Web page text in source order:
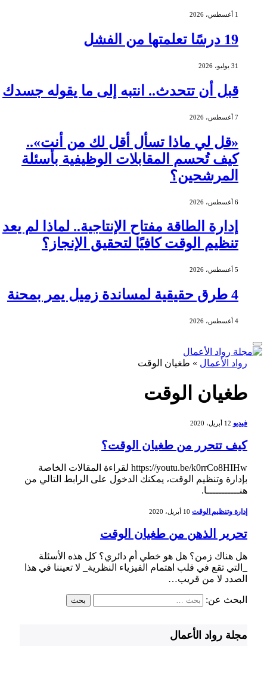
1 أغسطس، 2026
19 درسًا تعلمتها من الفشل
31 يوليو، 2026
قبل أن تتحدث.. انتبه إلى ما يقوله جسدك
7 أغسطس، 2026
«قل لي ماذا تسأل أقل لك من أنت»..
كيف تُحسم المقابلات الوظيفية بأسئلة
المرشحين؟
6 أغسطس، 2026
إدارة الطاقة مفتاح الإنتاجية.. لماذا لم يعد
تنظيم الوقت كافيًا لتحقيق الإنجاز؟
5 أغسطس، 2026
4 طرق حقيقية لمساندة زميل يمر بمحنة
4 أغسطس، 2026
رواد الأعمال» طغيان الوقت
طغيان الوقت
فيديو 12 أبريل، 2020
كيف تتحرر من طغيان الوقت؟
https://youtu.be/k0rrCo8HIHw لقراءة المقالات الخاصة
بإدارة وتنظيم الوقت، يمكنك الدخول على الرابط التالي من
هنـــــــــــا.
إدارة وتنظيم الوقت 10 أبريل، 2020
تحرير الذهن من طغيان الوقت
هل هناك زمن؟ هل هو خطي أم دائري؟ كل هذه الأسئلة
_التي تقع في قلب اهتمام الفيزياء النظرية_ لا تعيننا في هذا
الصدد لا من قريب…
البحث عن:
مجلة رواد الأعمال